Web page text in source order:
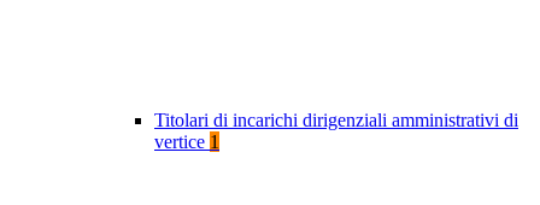
Titolari di incarichi dirigenziali amministrativi di
vertice 1